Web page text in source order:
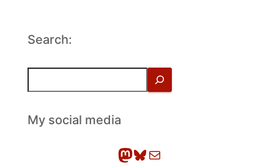
Search:
h
eMy social media
Mastodon Bluesky E-Mail